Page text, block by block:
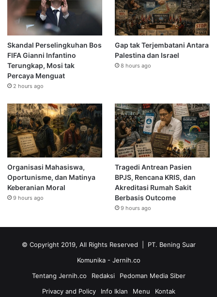
Skandal Perselingkuhan Bos
FIFA Gianni Infantino
Terungkap, Mosi tak
Percaya Menguat
2 hours ago
Gap tak Terjembatani Antara
Palestina dan Israel
8 hours ago
Organisasi Mahasiswa,
Oportunisme, dan Matinya
Keberanian Moral
9 hours ago
Tragedi Antrean Pasien
BPJS, Rencana KRIS, dan
Akreditasi Rumah Sakit
Berbasis Outcome
9 hours ago
© Copyright 2019, All Rights Reserved | PT. Bening Suar
Komunika - Jernih.co
Tentang Jernih.co
Redaksi
Pedoman Media Siber
Privacy and Policy
Info Iklan Menu Kontak